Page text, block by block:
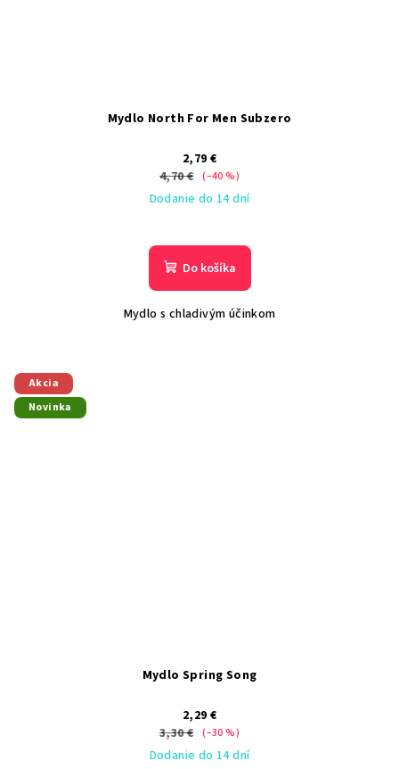
Mydlo North For Men Subzero
2,79 €
4,70 € (–40 %)
Dodanie do 14 dní
Do košíka
Mydlo s chladivým účinkom
Akcia
Novinka
Mydlo Spring Song
2,29 €
3,30 € (–30 %)
Dodanie do 14 dní